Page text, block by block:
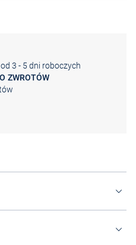
3 - 5 dni roboczych
ZWROTÓW